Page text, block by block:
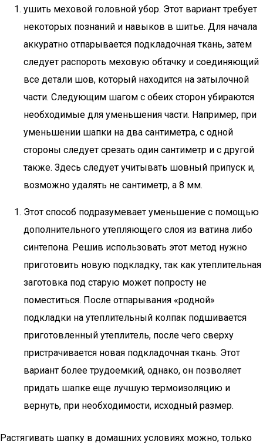
ушить меховой головной убор. Этот вариант требует
некоторых познаний и навыков в шитье. Для начала
аккуратно отпарывается подкладочная ткань, затем
следует распороть меховую обтачку и соединяющий
все детали шов, который находится на затылочной
части. Следующим шагом с обеих сторон убираются
необходимые для уменьшения части. Например, при
уменьшении шапки на два сантиметра, с одной
стороны следует срезать один сантиметр и с другой
также. Здесь следует учитывать шовный припуск и,
возможно удалять не сантиметр, а 8 мм.
Этот способ подразумевает уменьшение с помощью
дополнительного утепляющего слоя из ватина либо
синтепона. Решив использовать этот метод нужно
приготовить новую подкладку, так как утеплительная
заготовка под старую может попросту не
поместиться. После отпарывания «родной»
подкладки на утеплительный колпак подшивается
приготовленный утеплитель, после чего сверху
пристрачивается новая подкладочная ткань. Этот
вариант более трудоемкий, однако, он позволяет
придать шапке еще лучшую термоизоляцию и
вернуть, при необходимости, исходный размер.
Растягивать шапку в домашних условиях можно, только